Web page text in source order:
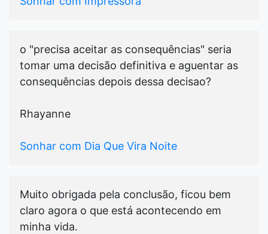
o "precisa aceitar as consequências" seria
tomar uma decisão definitiva e aguentar as
consequências depois dessa decisao?
Rhayanne
Sonhar com Dia Que Vira Noite
Muito obrigada pela conclusão, ficou bem
claro agora o que está acontecendo em
minha vida.